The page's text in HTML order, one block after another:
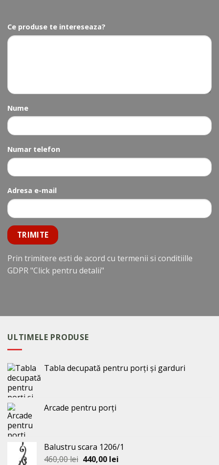
Ce produse te intereseaza?
Nume
Numar telefon
Adresa e-mail
Prin trimitere esti de acord cu termenii si conditiille
GDPR"Click pentru detalii"
ULTIMELE PRODUSE
Tabla decupată pentru porți și garduri
Arcade pentru porți
Balustru scara 1206/1
460,00lei Prețul
440,00 leiPrețul